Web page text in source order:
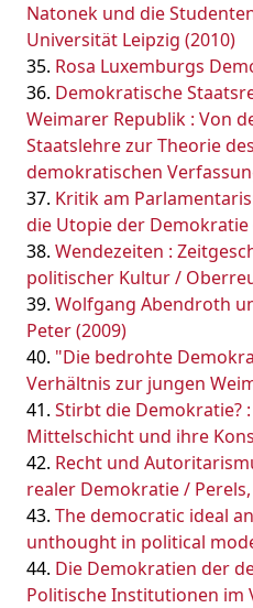
Natonek und die
Universität Leipzig (2010)
Rosa Luxemburgs
Demokratische
Weimarer Republik : Von
Staatslehre zur Theorie
demokratischen
Kritik am
die Utopie der Demokratie
Wendezeiten :
politischer Kultur /
Wolfgang Abendroth
Peter (2009)
"Die bedrohte
Verhältnis zur jungen
Stirbt die Demokratie?
Mittelschicht und ihre
Recht und
realer Demokratie / Perels,
The democratic ideal
unthought in political
Die Demokratien der
Politische Institutionen im